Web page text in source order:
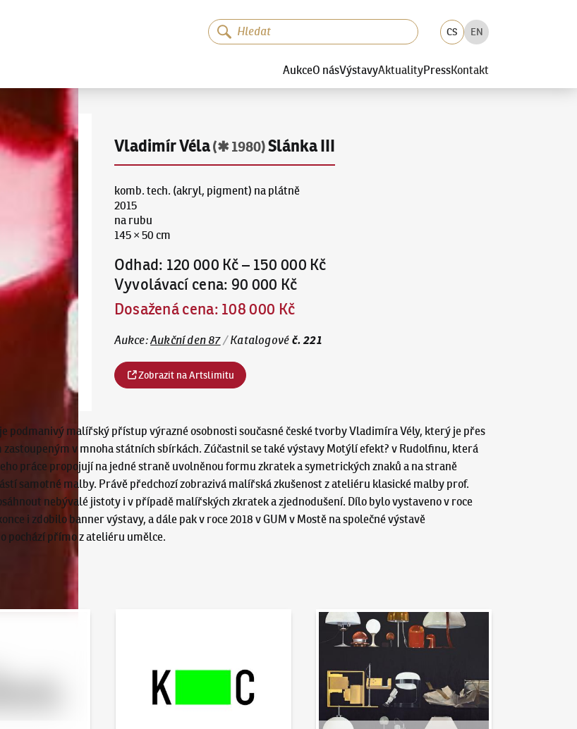
CS EN
AukceO násVýstavyAktualityPressKontakt
Vladimír Véla(✱ 1980)Slánka III
komb. tech. (akryl, pigment) na plátně
2015
na rubu
145 × 50 cm
Odhad: 120 000 Kč– 150 000 Kč
Vyvolávací cena: 90 000 Kč
Dosažená cena: 108 000 Kč
Aukce:Aukční den 87/Katalogové č.221
Zobrazit na Artslimitu
podmanivý malířský přístup výrazné osobnosti současné české tvorby Vladimíra Vély, který je přes
v mnoha státních sbírkách. Zúčastnil se také výstavy Motýlí efekt? v Rudolfinu, která
práce propojují na jedné straně uvolněnou formu zkratek a symetrických znaků a na straně
samotné malby. Právě předchozí zobrazivá malířská zkušenost z ateliéru klasické malby prof.
nebývalé jistoty i v případě malířských zkratek a zjednodušení. Dílo bylo vystaveno v roce
i zdobilo banner výstavy, a dále pak v roce 2018 v GUM v Mostě na společné výstavě
pochází přímo z ateliéru umělce.
Aktuality